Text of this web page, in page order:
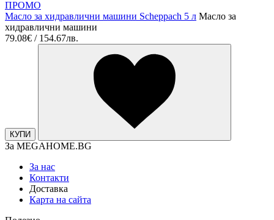
ПРОМО
Масло за хидравлични машини Scheppach 5 л Масло за
хидравлични машини
79.08€ / 154.67лв.
КУПИ
За MEGAHOME.BG
За нас
Контакти
Доставка
Карта на сайта